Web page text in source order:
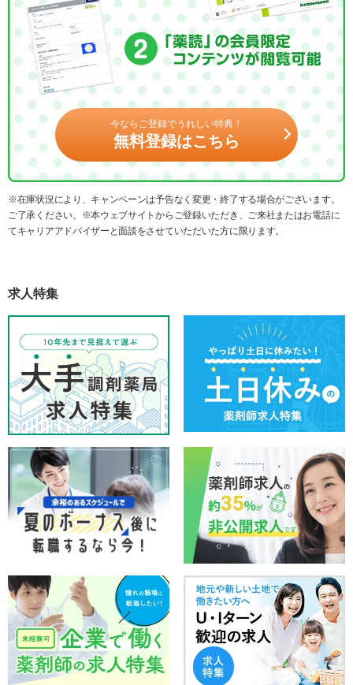
今ならご登録でうれしい特典！
無料登録はこちら
※在庫状況により、キャンペーンは予告なく変更・終了する場合がございます。
ご了承ください。※本ウェブサイトからご登録いただき、ご来社またはお電話に
てキャリアアドバイザーと面談をさせていただいた方に限ります。
求人特集